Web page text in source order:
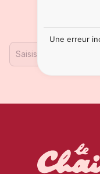
Une erreur